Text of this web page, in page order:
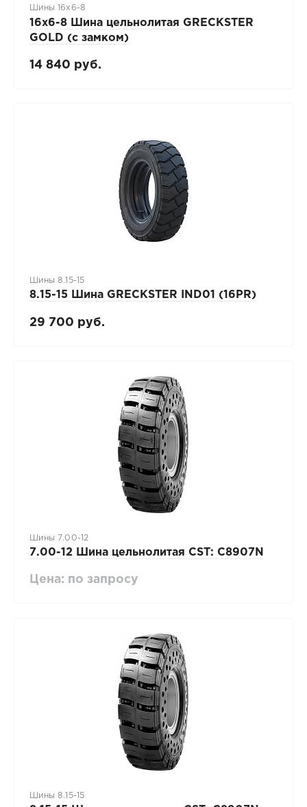
Шины 16x6-8
16х6-8 Шина цельнолитая GRECKSTER
GOLD (с замком)
14 840 руб.
Шины 8.15-15
8.15-15 Шина GRECKSTER IND01 (16PR)
29 700 руб.
Шины 7.00-12
7.00-12 Шина цельнолитая CST: C8907N
Цена: по запросу
Шины 8.15-15